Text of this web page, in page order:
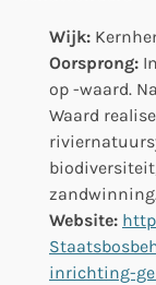
Wijk:
Oorsprong:
op -waard.
Waard
zandwinning.
Website:
inrichting-